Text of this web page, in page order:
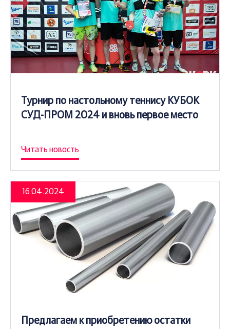
Турнир по настольному теннису КУБОК
СУД-ПРОМ 2024 и вновь первое место
Читать новость
16.04.2024
Предлагаем к приобретению остатки